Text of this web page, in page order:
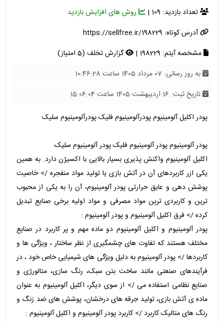
تعداد بازدید: 109 |
روش های افزایش بازدید
آدرس کوتاه: https://sellfree.ir/198229
مشخصه آیتم: 198229 |
گزارش تخلف (5 امتیاز)
به روز رسانی: 07 مرداد 1405 ساعت 10:46:28
تاریخ ثبت: 16 اردیبهشت 1405 ساعت 15:06:04
پودر اکلیل آلومینیوم پودرآلومینیوم فلیک پودرآلومینیوم سلیک
پودر آلومینیوم پودر آلومینیوم فلیک پودر آلومینیوم سلیک
اکلیل آلومینیوم واکنش پذیری بسیار بالایی با اکسیژن دارد. به همین
یکی ازر کاربردهای آن در آتش بازی یا تولید مواد منفجره /> خاصیت
پوشش دهی و عایق حرارتی پودر آلومینیوم، آن را به یکی از محبوب
ترین و کاربردی ترین مواد مصرفی و مواد اولیه برخی صنایع تبدیل
کرده /> فرق اکلیل آلومینیوم و پودر آلومینیوم :
پودر آلومینیوم و اکلیل آلومینیوم دو ماده مهم و پر کاربرد در صنایع
مختلف هستند که تفاوت های چشمگیری از نظر ساختار ، ویژگی ها و
کاربردها /> پودر آلومینیوم به دلیل ویژگی های شیمیایی خاص خود ، در
فرآیندهای صنعتی مانند ساخت بتن سبک، رنگ سازی، متالورژی و
صنایع نظامی استفاده می /> از سوی دیگر، اکلیل آلومینیوم به عنوان
ماده ی آتش بازی، تولید جرقه های درخشان، پوشش های ضد زنگ و
رنگ های متالیک کاربرد /> کاربرد پودر آلومینیوم و اکلیل آلومینیوم :